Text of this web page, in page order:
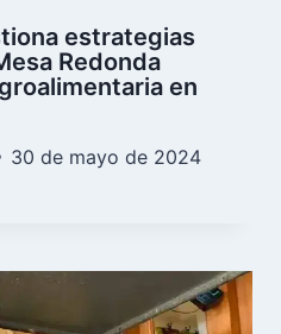
estrategias
Redonda
en
30 de mayo de 2024